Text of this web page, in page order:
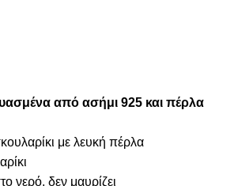
από ασήμι 925 και πέρλα
με λευκή πέρλα
νερό, δεν μαυρίζει